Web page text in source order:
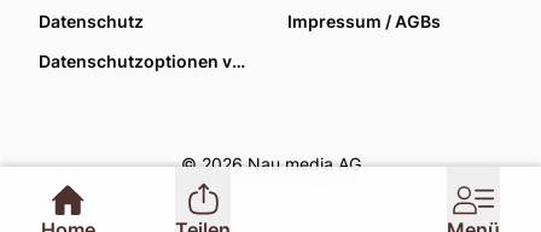
Datenschutz
Impressum / AGBs
Datenschutzoptionen verwalten
© 2026 Nau media AG